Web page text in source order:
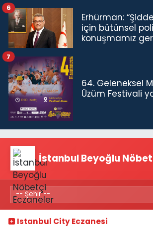
Erhürman:
için bütünsel
konuşmamız
6
64. Geleneksel
Üzüm Festivali
7
İstanbul Beyoğlu
Istanbul City Eczanesi